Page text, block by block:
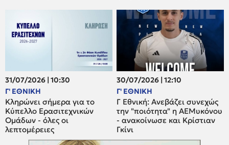
31/07/2026 | 10:30
Γ' ΕΘΝΙΚΗ
Κληρώνει σήμερα για το
Κύπελλο Ερασιτεχνικών
Ομάδων - όλες οι
λεπτομέρειες
30/07/2026 | 12:10
Γ' ΕΘΝΙΚΗ
Γ Εθνική: Ανεβάζει συνεχώς
την "ποιότητα" η ΑΕΜυκόνου
- ανακοίνωσε και Κρίστιαν
Γκίνι